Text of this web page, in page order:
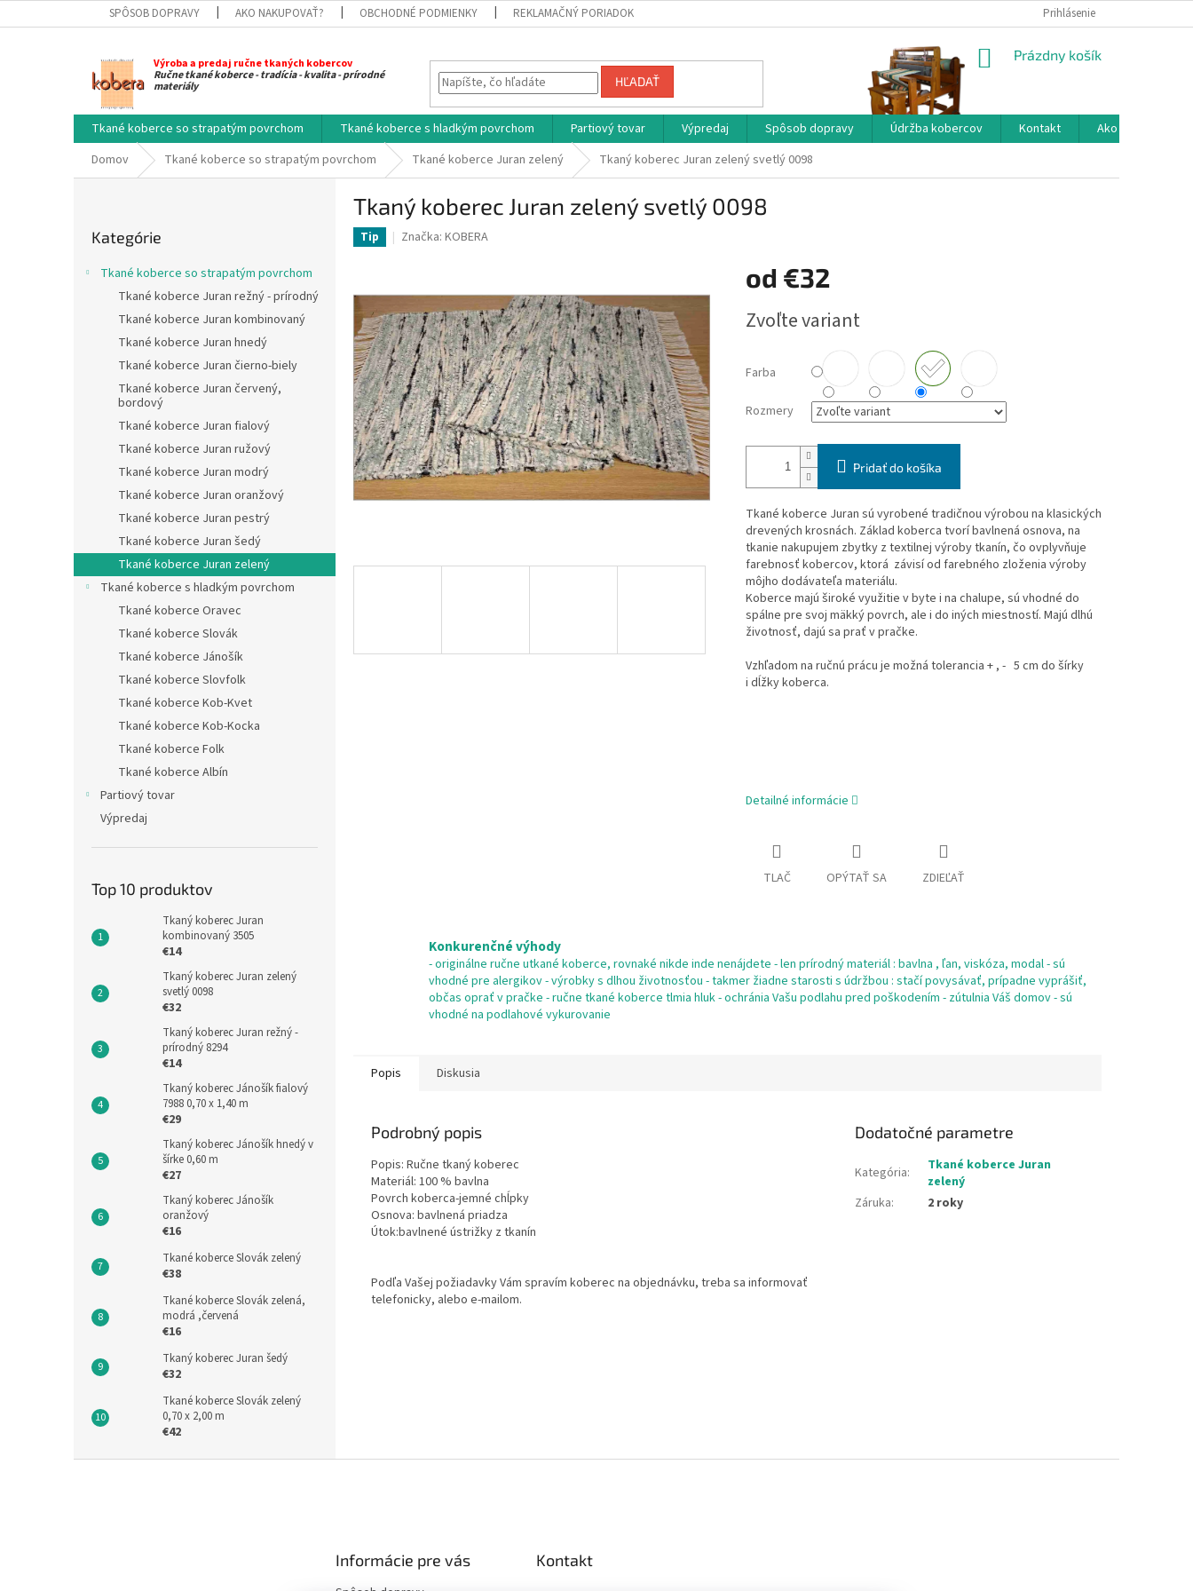
na
SPÔSOB DOPRAVY AKO NAKUPOVAŤ? OBCHODNÉ PODMIENKY REKLAMAČNÝ PORIADOK Prihlásenie
Výroba a predaj ručne tkaných kobercov
Ručne tkané koberce - tradícia - kvalita - prírodné
materiály HĽADAŤ
NÁKUPNÝ
Prázdny košík
Tkané koberce so strapatým povrchom Tkané koberce s hladkým povrchom Partiový tovar Výpredaj Spôsob dopravy Údržba kobercov Kontakt
Ako nakupovať?
Domov
Tkané koberce so strapatým povrchom Tkané koberce Juran zelený Tkaný koberec Juran zelený svetlý 0098
kategórie
Kategórie
Tkané koberce so strapatým povrchom
Tkané koberce Juran režný - prírodný
Tkané koberce Juran kombinovaný
Tkané koberce Juran hnedý
Tkané koberce Juran čierno-biely
Tkané koberce Juran červený,
bordový
Tkané koberce Juran fialový
Tkané koberce Juran ružový
Tkané koberce Juran modrý
Tkané koberce Juran oranžový
Tkané koberce Juran pestrý
Tkané koberce Juran šedý
Tkané koberce Juran zelený
Tkané koberce s hladkým povrchom
Tkané koberce Oravec
Tkané koberce Slovák
Tkané koberce Jánošík
Tkané koberce Slovfolk
Tkané koberce Kob-Kvet
Tkané koberce Kob-Kocka
Tkané koberce Folk
Tkané koberce Albín
Partiový tovar
Výpredaj
Top 10 produktov
Tkaný koberec Juran
kombinovaný 3505
€14
Tkaný koberec Juran zelený
svetlý 0098
€32
Tkaný koberec Juran režný -
prírodný 8294
€14
Tkaný koberec Jánošík fialový
7988 0,70 x 1,40 m
€29
Tkaný koberec Jánošík hnedý v
šírke 0,60 m
€27
Tkaný koberec Jánošík
oranžový
€16
Tkané koberce Slovák zelený
€38
Tkané koberce Slovák zelená,
modrá ,červená
€16
Tkaný koberec Juran šedý
€32
Tkané koberce Slovák zelený
0,70 x 2,00 m
€42
Tkaný koberec Juran zelený svetlý 0098
Tip Značka: KOBERA
od €32
cena:
Zvoľte variant
Farba
Rozmery
Pridať do košíka
Tkané koberce Juran sú vyrobené tradičnou výrobou na klasických
drevených krosnách. Základ koberca tvorí bavlnená osnova, na
tkanie nakupujem zbytky z textilnej výroby tkanín, čo ovplyvňuje
farebnosť kobercov, ktorá závisí od farebného zloženia výroby
môjho dodávateľa materiálu.
Koberce majú široké využitie v byte i na chalupe, sú vhodné do
spálne pre svoj mäkký povrch, ale i do iných miestností. Majú dlhú
životnosť, dajú sa prať v pračke.
Vzhľadom na ručnú prácu je možná tolerancia + , - 5 cm do šírky
i dĺžky koberca.
Detailné informácie
TLAČ OPÝTAŤ SA ZDIEĽAŤ
Konkurenčné výhody
- originálne ručne utkané koberce, rovnaké nikde inde nenájdete - len prírodný materiál : bavlna , ľan, viskóza, modal - sú
vhodné pre alergikov - výrobky s dlhou životnosťou - takmer žiadne starosti s údržbou : stačí povysávať, prípadne vyprášiť,
občas oprať v pračke - ručne tkané koberce tlmia hluk - ochránia Vašu podlahu pred poškodením - zútulnia Váš domov - sú
vhodné na podlahové vykurovanie
Popis Diskusia
Podrobný popis
Popis: Ručne tkaný koberec
Materiál: 100 % bavlna
Povrch koberca-jemné chĺpky
Osnova: bavlnená priadza
Útok:bavlnené ústrižky z tkanín
Podľa Vašej požiadavky Vám spravím koberec na objednávku, treba sa informovať
telefonicky, alebo e-mailom.
Dodatočné parametre
Kategória:
Tkané koberce Juran
zelený
Záruka: 2 roky
Informácie pre vás Kontakt